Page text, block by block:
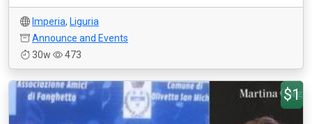
Imperia, Liguria
Announce and Events
30w
473
$1